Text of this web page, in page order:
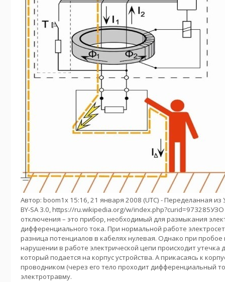
Автор: boom1x 15:16, 21 января 2008 (UTC) - Переделанная
BY-SA 3.0, https://ru.wikipedia.org/w/
отключения – это прибор, необходимый для размыкания
дифференциального тока. При нормальной работе
разница потенциалов в кабелях нулевая. Однако при пробое
нарушении в работе электрической цепи происходит утечка
который подается на корпус устройства. А прикасаясь к
проводником (через его тело проходит дифференциальный
электротравму.